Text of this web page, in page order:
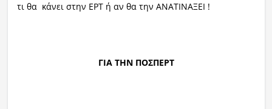
τι θα κάνει στην ΕΡΤ ή αν θα την ΑΝΑΤΙΝΑΞEI !
ΓΙΑ ΤΗΝ ΠΟΣΠΕΡΤ